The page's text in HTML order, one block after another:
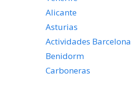
Alicante
Asturias
Actividades Barcelona
Benidorm
Carboneras